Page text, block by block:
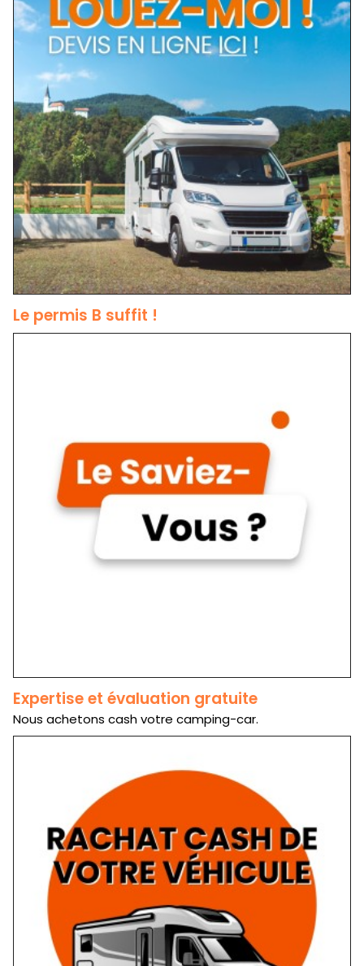
Le permis B suffit !
Expertise et évaluation gratuite
Nous achetons cash votre camping-car.